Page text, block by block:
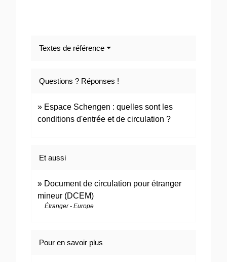
Textes de référence
Questions ? Réponses !
Espace Schengen : quelles sont les
conditions d'entrée et de circulation ?
Et aussi
Document de circulation pour étranger
mineur (DCEM)
Étranger - Europe
Pour en savoir plus